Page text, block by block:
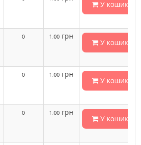
У кошик
0 1.00 грн
У кошик
0 1.00 грн
У кошик
0 1.00 грн
У кошик